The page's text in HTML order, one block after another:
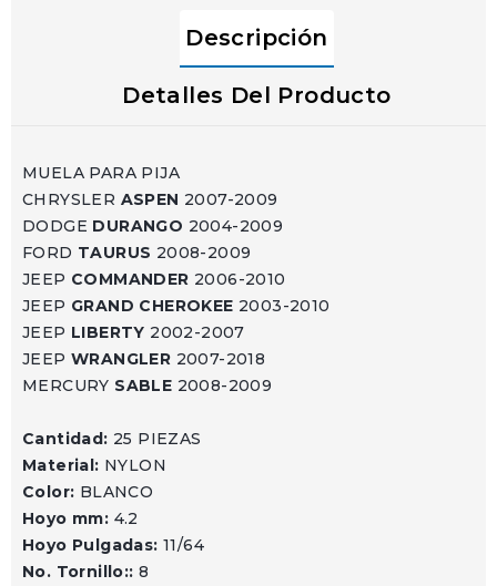
Descripción
Detalles Del Producto
MUELA PARA PIJA
CHRYSLER ASPEN 2007-2009
DODGE DURANGO 2004-2009
FORD TAURUS 2008-2009
JEEP COMMANDER 2006-2010
JEEP GRAND CHEROKEE 2003-2010
JEEP LIBERTY 2002-2007
JEEP WRANGLER 2007-2018
MERCURY SABLE 2008-2009
Cantidad: 25 PIEZAS
Material: NYLON
Color: BLANCO
Hoyo mm: 4.2
Hoyo Pulgadas: 11/64
No. Tornillo:: 8